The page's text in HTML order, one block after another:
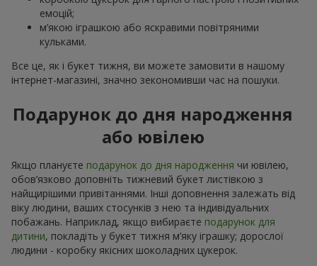
емоцій;
м’якою іграшкою або яскравими повітряними
кульками.
Все це, як і букет тижня, ви можете замовити в нашому
інтернет-магазині, значно зекономивши час на пошуки.
Подарунок до дня народження
або ювілею
Якщо плануєте подарунок до дня народження чи ювілею,
обов’язково доповніть тижневий букет листівкою з
найщирішими привітаннями. Інші доповнення залежать від
віку людини, ваших стосунків з нею та індивідуальних
побажань. Наприклад, якщо вибираєте подарунок для
дитини, покладіть у букет тижня м’яку іграшку; дорослої
людини - коробку якісних шоколадних цукерок.